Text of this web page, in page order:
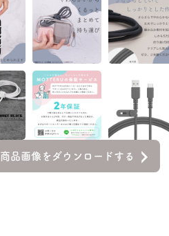
商品画像をダウンロードする